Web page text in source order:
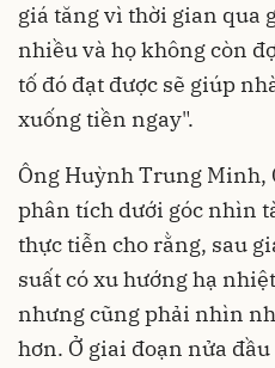
giá tăng vì thời gian qua
nhiều và họ không còn
tố đó đạt được sẽ giúp
xuống tiền ngay".
Ông Huỳnh Trung Minh,
phân tích dưới góc nhìn
thực tiễn cho rằng, sau
suất có xu hướng hạ
nhưng cũng phải nhìn
hơn. Ở giai đoạn nửa